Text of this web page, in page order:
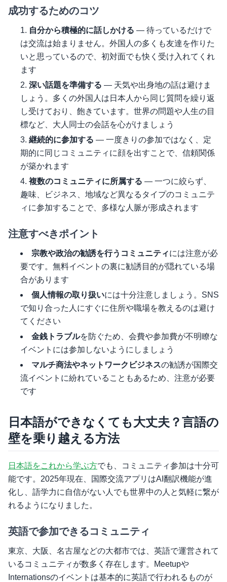
成功するためのコツ
自分から積極的に話しかける — 待っているだけで
は交流は始まりません。外国人の多くも友達を作りた
いと思っているので、初対面でも快く受け入れてくれ
ます
深い話題を準備する — 天気や出身地の話は避けま
しょう。多くの外国人は日本人から同じ質問を繰り返
し受けており、飽きています。世界の問題や人生の目
標など、大人同士の会話を心がけましょう
継続的に参加する — 一度きりの参加ではなく、定
期的に同じコミュニティに顔を出すことで、信頼関係
が築かれます
複数のコミュニティに所属する — 一つに絞らず、
趣味、ビジネス、地域など異なるタイプのコミュニテ
ィに参加することで、多様な人脈が形成されます
注意すべきポイント
宗教や政治の勧誘を行うコミュニティには注意が必
要です。無料イベントの裏に勧誘目的が隠れている場
合があります
個人情報の取り扱いには十分注意しましょう。SNS
で知り合った人にすぐに住所や職場を教えるのは避け
てください
金銭トラブルを防ぐため、会費や参加費が不明瞭な
イベントには参加しないようにしましょう
マルチ商法やネットワークビジネスの勧誘が国際交
流イベントに紛れていることもあるため、注意が必要
です
日本語ができなくても大丈夫？言語の
壁を乗り越える方法
日本語をこれから学ぶ方でも、コミュニティ参加は十分可
能です。2025年現在、国際交流アプリはAI翻訳機能が進
化し、語学力に自信がない人でも世界中の人と気軽に繋が
れるようになりました。
英語で参加できるコミュニティ
東京、大阪、名古屋などの大都市では、英語で運営されて
いるコミュニティが数多く存在します。Meetupや
Internationsのイベントは基本的に英語で行われるものが